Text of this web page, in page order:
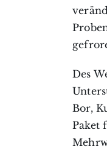
Des
Bor,
Paket